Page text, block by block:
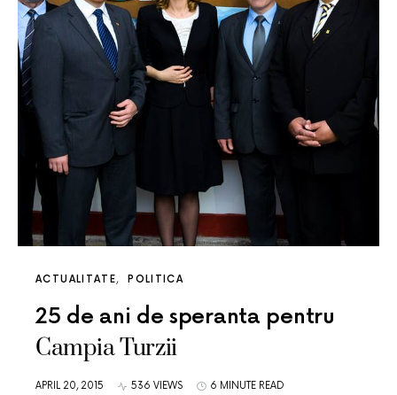
ACTUALITATE POLITICA
25 de ani de speranta pentru
Campia Turzii
APRIL 20, 2015 536 VIEWS 6 MINUTE READ